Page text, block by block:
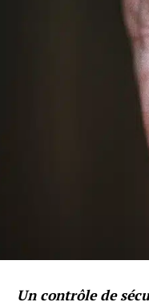
Un contrôle de